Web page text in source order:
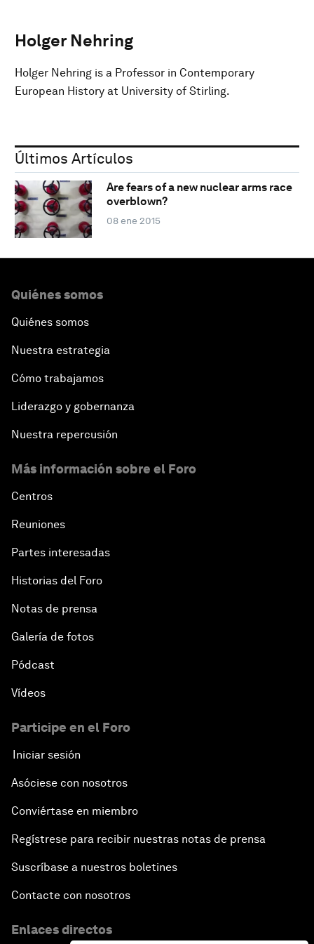
Holger Nehring
Holger Nehring is a Professor in Contemporary
European History at University of Stirling.
Últimos Artículos
Are fears of a new nuclear arms race
overblown?
08 ene 2015
Quiénes somos
Quiénes somos
Nuestra estrategia
Cómo trabajamos
Liderazgo y gobernanza
Nuestra repercusión
Más información sobre el Foro
Centros
Reuniones
Partes interesadas
Historias del Foro
Notas de prensa
Galería de fotos
Pódcast
Vídeos
Participe en el Foro
Iniciar sesión
Asóciese con nosotros
Conviértase en miembro
Regístrese para recibir nuestras notas de prensa
Suscríbase a nuestros boletines
Contacte con nosotros
Enlaces directos